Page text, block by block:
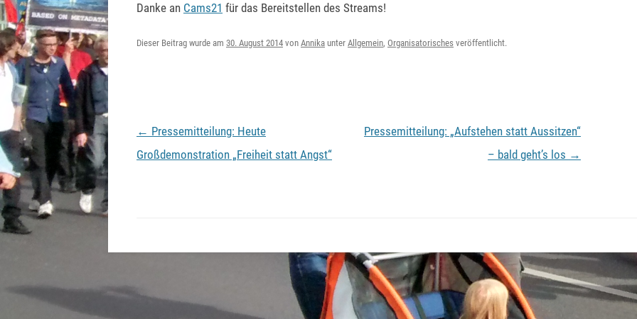
Danke an Cams21 für das Bereitstellen des Streams!
Dieser Beitrag wurde am 30. August 2014 von Annika unter Allgemein, Organisatorisches veröffentlicht.
Beitragsnavigation
← Pressemitteilung: Heute
Großdemonstration „Freiheit statt Angst“
Pressemitteilung: „Aufstehen statt Aussitzen“
– bald geht’s los →